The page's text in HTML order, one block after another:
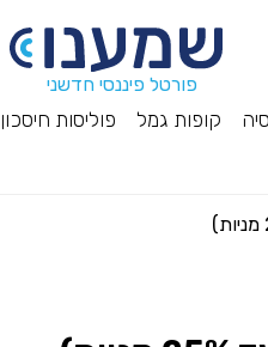
פורטל פיננסי חדשני
קופות גמל פוליסות חיסכון